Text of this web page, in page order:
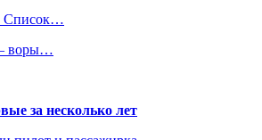
Список…
– воры…
за несколько лет